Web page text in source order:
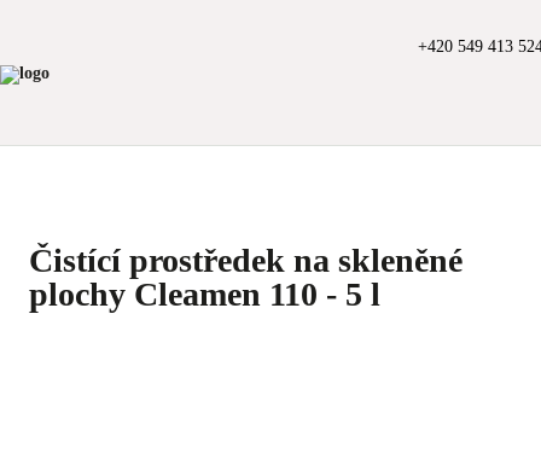
+420 549 413
Čistící prostředek na skleněné
plochy Cleamen 110 - 5 l